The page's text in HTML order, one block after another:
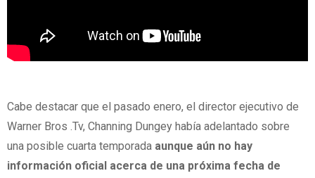
Cabe destacar que el pasado enero, el director ejecutivo de
Warner Bros .Tv, Channing Dungey había adelantado sobre
una posible cuarta temporada aunque aún no hay
información oficial acerca de una próxima fecha de